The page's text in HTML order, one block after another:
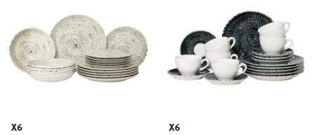
X6 X6